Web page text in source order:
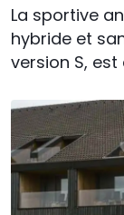
La sportive
hybride et
version S,
Photo: Aston Martin
Par:
Publié
1 Junà